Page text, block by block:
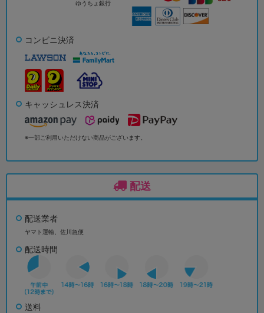
ゆうちょ銀行
コンビニ決済
キャッシュレス決済
※一部ご利用いただけない商品がございます。
配送
配送業者
ヤマト運輸、佐川急便
配送時間
送料